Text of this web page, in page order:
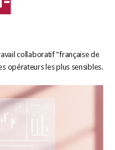
collaboratif "française de
opérateurs les plus sensibles.